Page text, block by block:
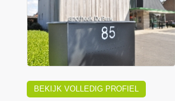
BEKIJK VOLLEDIG PROFIEL